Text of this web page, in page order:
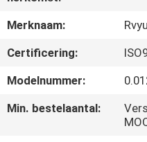
ONS
FABRIEKSREIS
Merknaam:
Certificering:
Modelnummer:
Min. bestelaantal: